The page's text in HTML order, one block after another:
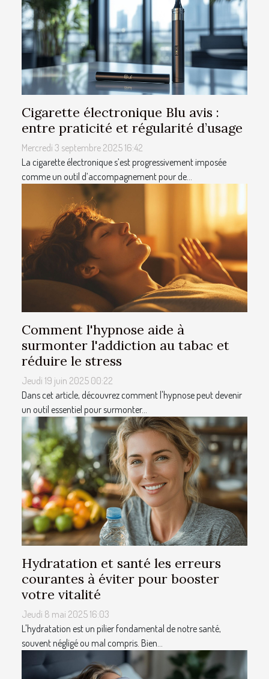
Cigarette électronique Blu avis :
entre praticité et régularité d’usage
Mercredi 3 septembre 2025 16:42
La cigarette électronique s’est progressivement imposée
comme un outil d’accompagnement pour de...
Comment l'hypnose aide à
surmonter l'addiction au tabac et
réduire le stress
Jeudi 19 juin 2025 00:22
Dans cet article, découvrez comment l'hypnose peut devenir
un outil essentiel pour surmonter...
Hydratation et santé les erreurs
courantes à éviter pour booster
votre vitalité
Jeudi 8 mai 2025 16:03
L'hydratation est un pilier fondamental de notre santé,
souvent négligé ou mal compris. Bien...